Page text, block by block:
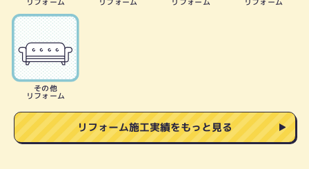
その他
リフォーム
リフォーム施工実績をもっと見る